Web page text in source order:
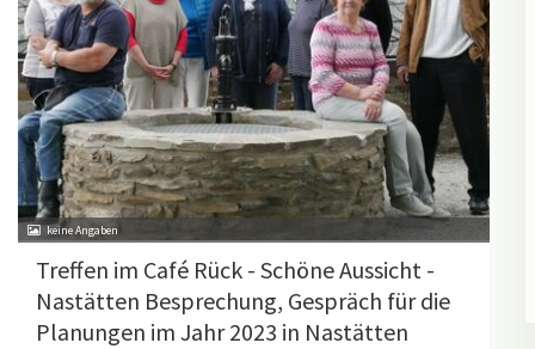
Treffen im Café Rück - Schöne Aussicht -
Nastätten Besprechung, Gespräch für die
Planungen im Jahr 2023 in Nastätten